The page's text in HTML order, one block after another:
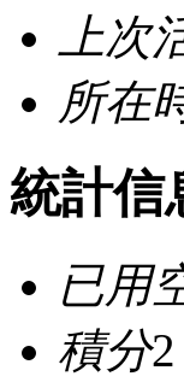
上次
所在
統計信
已用
積分2